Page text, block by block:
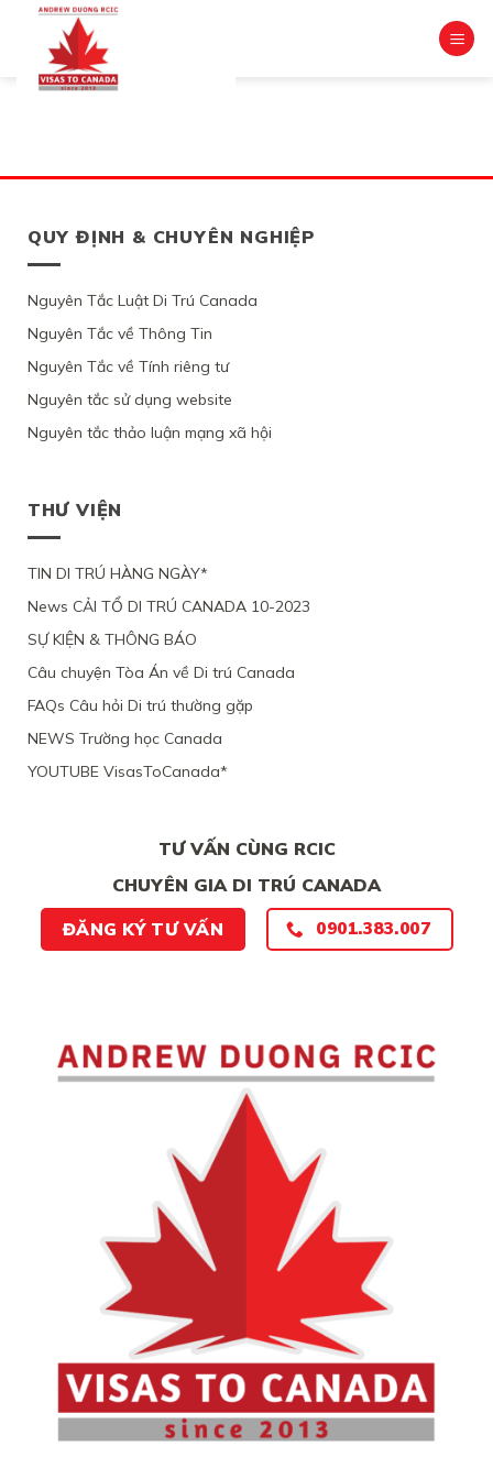
content
QUY ĐỊNH & CHUYÊN NGHIỆP
Nguyên Tắc Luật Di Trú Canada
Nguyên Tắc về Thông Tin
Nguyên Tắc về Tính riêng tư
Nguyên tắc sử dụng website
Nguyên tắc thảo luận mạng xã hội
THƯ VIỆN
TIN DI TRÚ HÀNG NGÀY*
News CẢI TỔ DI TRÚ CANADA 10-2023
SỰ KIỆN & THÔNG BÁO
Câu chuyện Tòa Án về Di trú Canada
FAQs Câu hỏi Di trú thường gặp
NEWS Trường học Canada
YOUTUBE VisasToCanada*
TƯ VẤN CÙNG RCIC
CHUYÊN GIA DI TRÚ CANADA
ĐĂNG KÝ TƯ VẤN
0901.383.007